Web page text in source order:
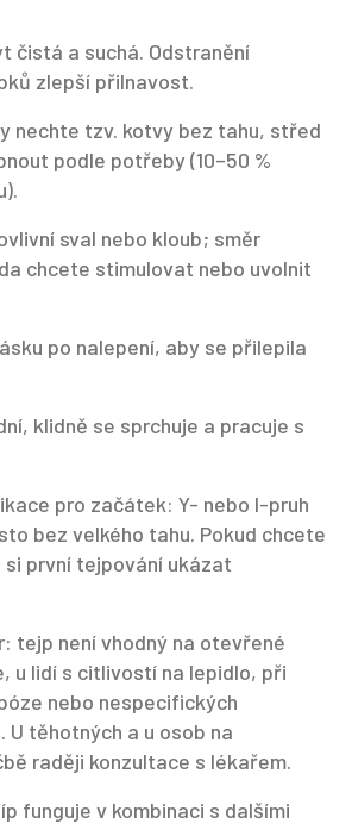
čistá a suchá. Odstranění
zlepší přilnavost.
nechte tzv. kotvy bez tahu, střed
podle potřeby (10–50 %
sval nebo kloub; směr
chcete stimulovat nebo uvolnit
po nalepení, aby se přilepila
klidně se sprchuje a pracuje s
pro začátek: Y- nebo I-pruh
bez velkého tahu. Pokud chcete
první tejpování ukázat
tejp není vhodný na otevřené
u lidí s citlivostí na lepidlo, při
nebo nespecifických
těhotných a u osob na
raději konzultace s lékařem.
funguje v kombinaci s dalšími